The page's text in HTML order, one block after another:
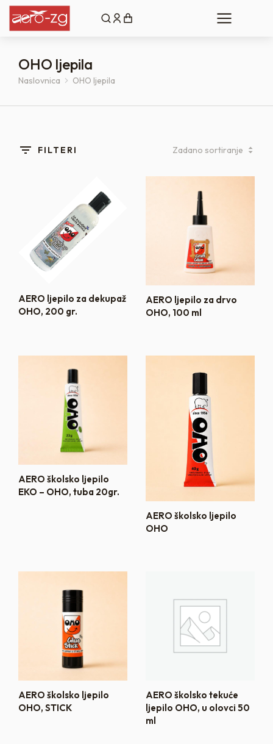
OHO ljepila
You are here:
Naslovnica OHO ljepila
FILTERI
AERO ljepilo za dekupaž
OHO, 200 gr.
AERO ljepilo za drvo
OHO, 100 ml
AERO školsko ljepilo
EKO – OHO, tuba 20gr.
AERO školsko ljepilo
OHO
AERO školsko ljepilo
OHO, STICK
AERO školsko tekuće
ljepilo OHO, u olovci 50
ml